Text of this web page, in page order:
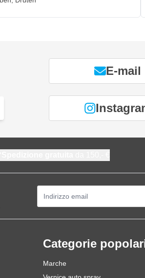
E-mail
Categorie
Marche